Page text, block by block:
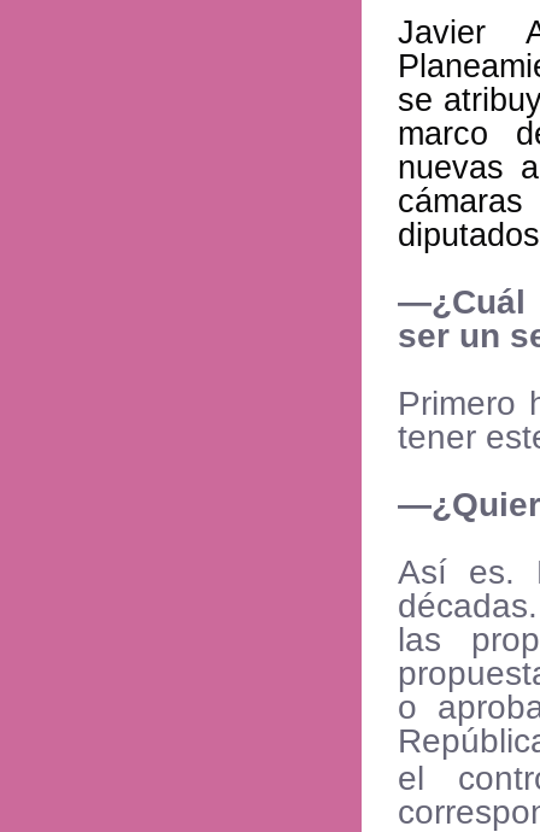
Javier
se
marco
nuevas
—¿Cuál
ser un
Primero
tener
Así es.
las
o
el